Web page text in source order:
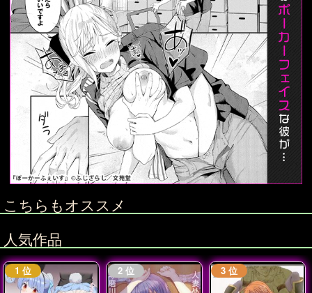
こちらもオススメ
人気作品